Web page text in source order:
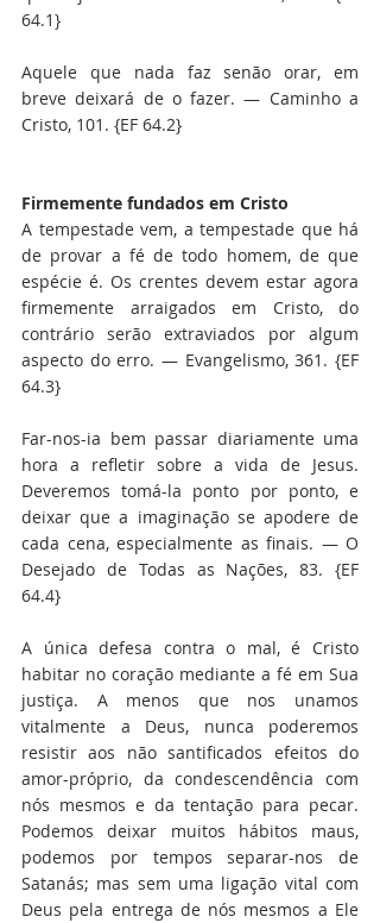
64.1}
Aquele que nada faz senão orar, em
breve deixará de o fazer. — Caminho a
Cristo, 101. {EF 64.2}
Firmemente fundados em Cristo
A tempestade vem, a tempestade que há
de provar a fé de todo homem, de que
espécie é. Os crentes devem estar agora
firmemente arraigados em Cristo, do
contrário serão extraviados por algum
aspecto do erro. — Evangelismo, 361. {EF
64.3}
Far-nos-ia bem passar diariamente uma
hora a refletir sobre a vida de Jesus.
Deveremos tomá-la ponto por ponto, e
deixar que a imaginação se apodere de
cada cena, especialmente as finais. — O
Desejado de Todas as Nações, 83. {EF
64.4}
A única defesa contra o mal, é Cristo
habitar no coração mediante a fé em Sua
justiça. A menos que nos unamos
vitalmente a Deus, nunca poderemos
resistir aos não santificados efeitos do
amor-próprio, da condescendência com
nós mesmos e da tentação para pecar.
Podemos deixar muitos hábitos maus,
podemos por tempos separar-nos de
Satanás; mas sem uma ligação vital com
Deus pela entrega de nós mesmos a Ele